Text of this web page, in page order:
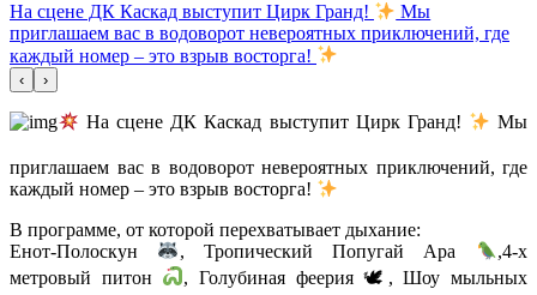
На сцене ДК Каскад выступит Цирк Гранд!
Мы
приглашаем вас в водоворот невероятных приключений, где
каждый номер – это взрыв восторга!
‹ ›
На сцене ДК Каскад выступит Цирк Гранд! Мы
приглашаем вас в водоворот невероятных приключений, где
каждый номер – это взрыв восторга!
В программе, от которой перехватывает дыхание:
Енот-Полоскун
, Тропический Попугай Ара
,4-х
метровый питон
, Голубиная феерия 🕊, Шоу мыльных